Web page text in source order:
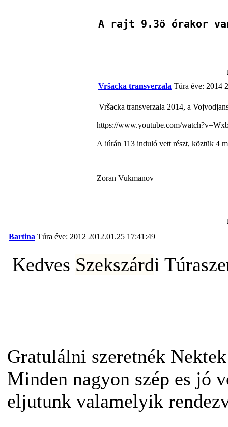
A rajt 9.3ö órakor
Vršacka transverzala Túra éve: 2014
Vršacka transverzala 2014, a
https://www.youtube.com/
A iúrán 113 induló vett részt, köztük 4
Zoran Vukmanov
Bartina Túra éve: 2012 2012.01.25 17:41:49
Kedves Szekszárdi
Gratulálni szeretnék
Minden nagyon szép es jó
eljutunk valamelyik